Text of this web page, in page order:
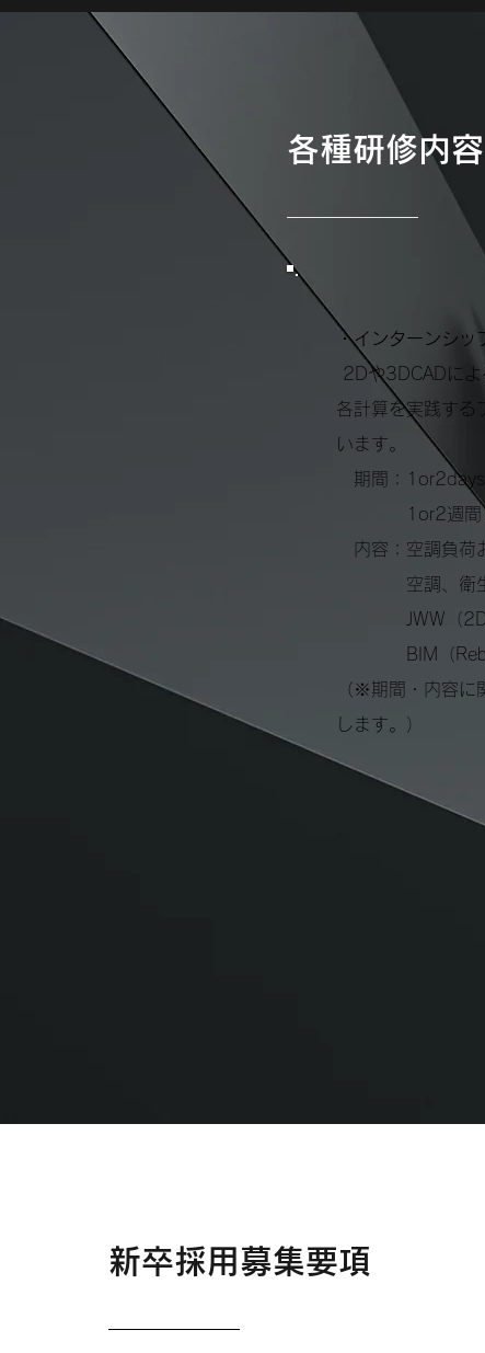
​各種研修内容
・インターンシッ
2Dや3DCADに
各計算を実践する
います。
期間：1or2days
1or2週間プ
内容：空調負荷
空調、衛生
JWW（
BIM（Rebro
（※期間・内容に
します。
）
新卒採用募集要項